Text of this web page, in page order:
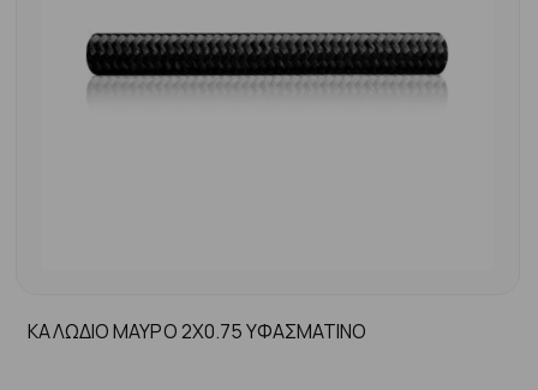
ΚΑΛΩΔΙΟ ΜΑΥΡΟ 2Χ0.75 ΥΦΑΣΜΑΤΙΝΟ